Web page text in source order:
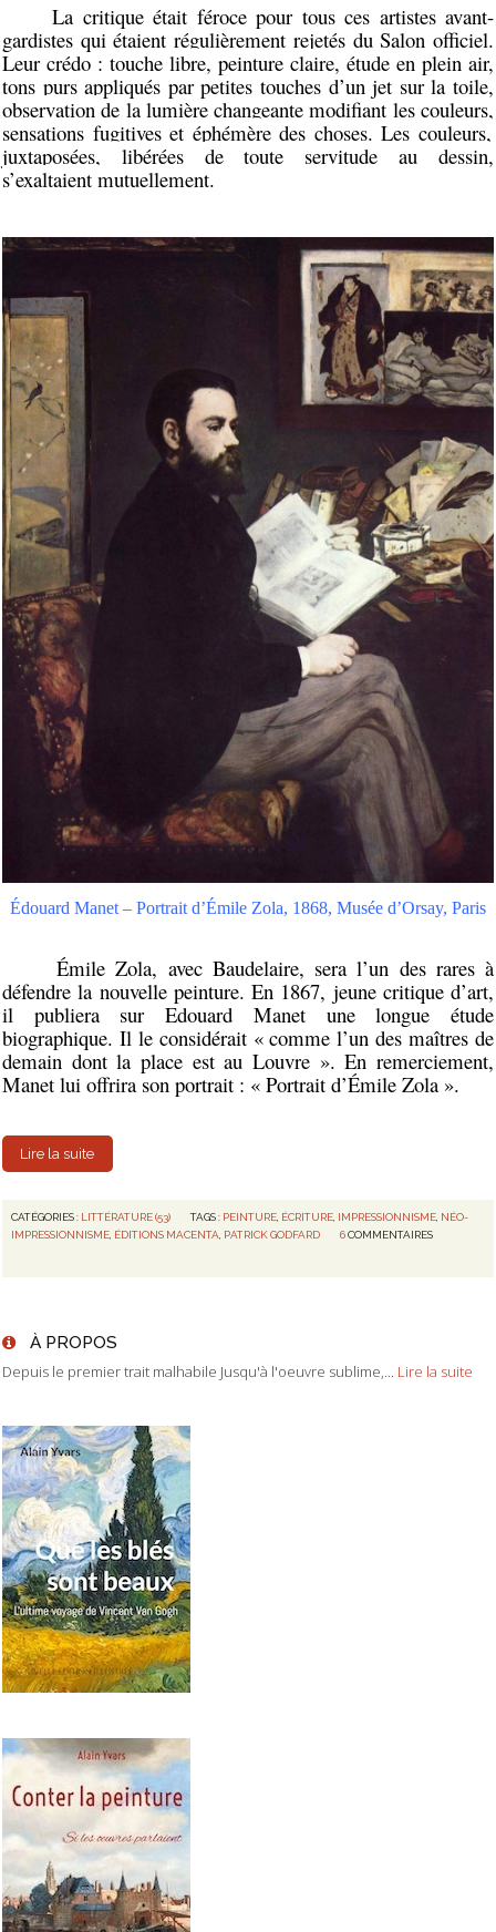
La critique était féroce pour tous ces artistes avant-
gardistes qui étaient régulièrement rejetés du Salon officiel.
Leur crédo : touche libre, peinture claire, étude en plein air,
tons pursappliqués par petites touches d’un jet sur la toile,
observationde la lumière changeante modifiant les couleurs,
sensations fugitives et éphémère des choses. Les couleurs,
juxtaposées, libérées de toute servitude au dessin,
s’exaltaient mutuellement.
Édouard Manet – Portrait d’Émile Zola, 1868, Musée d’Orsay, Paris
Émile Zola, avec Baudelaire, sera l’un des rares à
défendre la nouvelle peinture. En 1867, jeune critique d’art,
il publiera sur Edouard Manet une longue étude
biographique. Il le considérait « comme l’un des maîtres de
demain dont la place est au Louvre ». En remerciement,
Manet lui offrira son portrait : « Portrait d’Émile Zola ».
Lire la suite
CATÉGORIES : LITTÉRATURE (53) TAGS : PEINTURE, ÉCRITURE, IMPRESSIONNISME, NÉO-
IMPRESSIONNISME, ÉDITIONS MACENTA, PATRICK GODFARD 6 COMMENTAIRES
À PROPOS
Depuis le premier trait malhabile Jusqu'à l'oeuvre sublime,... Lire la suite